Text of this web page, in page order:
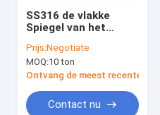
SS316 de vlakke
Spiegel van het
beëindigt Roestvrije
Vlakke plaat
Prijs:Negotiate
MOQ:10 ton
Ontvang de meest recente
Contact nu